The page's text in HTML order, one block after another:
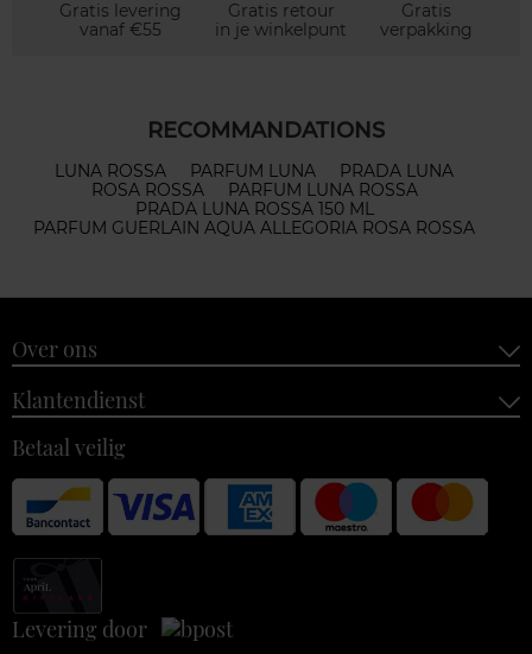
Gratis levering
vanaf €55
Gratis retour
in je winkelpunt
Gratis
verpakking
RECOMMANDATIONS
LUNA ROSSA PARFUM LUNA
PRADA LUNA
ROSA ROSSA
PARFUM LUNA ROSSA
PRADA LUNA ROSSA 150 ML
PARFUM GUERLAIN AQUA ALLEGORIA ROSA ROSSA
Over ons
Klantendienst
Betaal veilig
Levering door